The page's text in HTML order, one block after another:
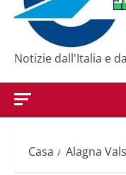
Notizie dall'Italia e
Casa Alagna